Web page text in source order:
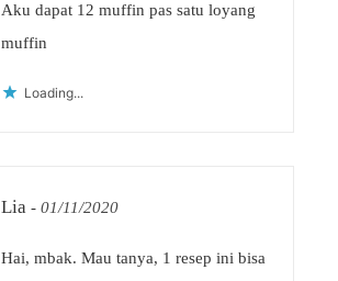
Aku dapat 12 muffin pas satu loyang
muffin
Loading...
Lia - 01/11/2020
Hai, mbak. Mau tanya, 1 resep ini bisa